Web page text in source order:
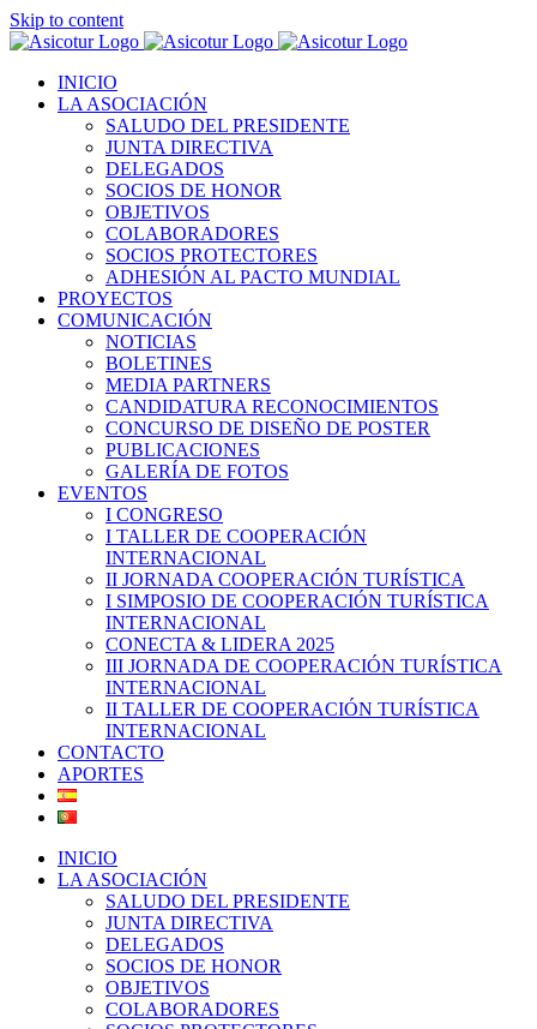
Skip to content
INICIO
LA ASOCIACIÓN
SALUDO DEL PRESIDENTE
JUNTA DIRECTIVA
DELEGADOS
SOCIOS DE HONOR
OBJETIVOS
COLABORADORES
SOCIOS PROTECTORES
ADHESIÓN AL PACTO MUNDIAL
PROYECTOS
COMUNICACIÓN
NOTICIAS
BOLETINES
MEDIA PARTNERS
CANDIDATURA RECONOCIMIENTOS
CONCURSO DE DISEÑO DE POSTER
PUBLICACIONES
GALERÍA DE FOTOS
EVENTOS
I CONGRESO
I TALLER DE COOPERACIÓN
INTERNACIONAL
II JORNADA COOPERACIÓN TURÍSTICA
I SIMPOSIO DE COOPERACIÓN TURÍSTICA
INTERNACIONAL
CONECTA & LIDERA 2025
III JORNADA DE COOPERACIÓN TURÍSTICA
INTERNACIONAL
II TALLER DE COOPERACIÓN TURÍSTICA
INTERNACIONAL
CONTACTO
APORTES
INICIO
LA ASOCIACIÓN
SALUDO DEL PRESIDENTE
JUNTA DIRECTIVA
DELEGADOS
SOCIOS DE HONOR
OBJETIVOS
COLABORADORES